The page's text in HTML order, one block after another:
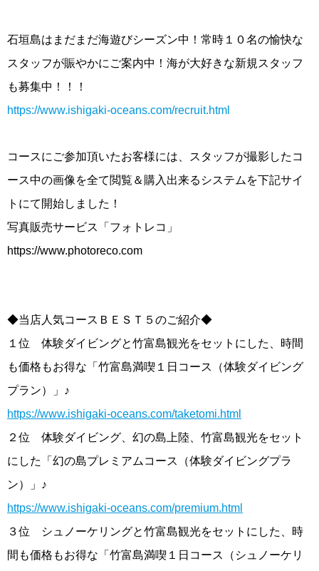
石垣島はまだまだ海遊びシーズン中！常時１０名の愉快な
スタッフが賑やかにご案内中！海が大好きな新規スタッフ
も募集中！！！
https://www.ishigaki-oceans.com/recruit.html
コースにご参加頂いたお客様には、スタッフが撮影したコ
ース中の画像を全て閲覧＆購入出来るシステムを下記サイ
トにて開始しました！
写真販売サービス「フォトレコ」
https://www.photoreco.com
◆当店人気コースＢＥＳＴ５のご紹介◆
１位 体験ダイビングと竹富島観光をセットにした、時間
も価格もお得な「竹富島満喫１日コース（体験ダイビング
プラン）」♪
https://www.ishigaki-oceans.com/taketomi.html
２位 体験ダイビング、幻の島上陸、竹富島観光をセット
にした「幻の島プレミアムコース（体験ダイビングプラ
ン）」♪
https://www.ishigaki-oceans.com/premium.html
３位 シュノーケリングと竹富島観光をセットにした、時
間も価格もお得な「竹富島満喫１日コース（シュノーケリ